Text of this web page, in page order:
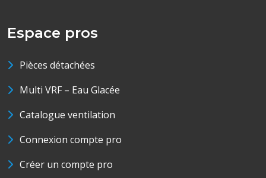
Espace pros
Pièces détachées
Multi VRF – Eau Glacée
Catalogue ventilation
Connexion compte pro
Créer un compte pro